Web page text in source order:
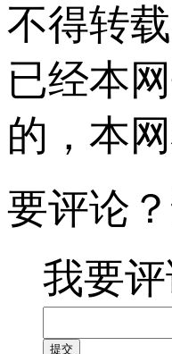
不得转
已经本
的，本
要评论
我要